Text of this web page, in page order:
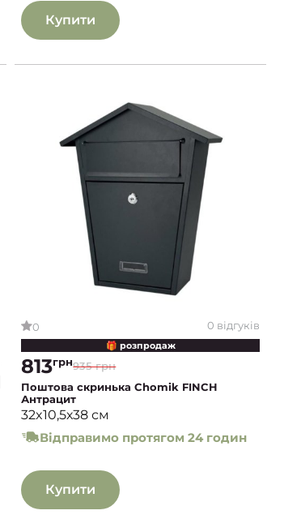
Купити
0 0 відгуків
🎁 розпродаж
935 грн
813грн
Поштова скринька Chomik FINCH
Антрацит
32x10,5х38 см
Відправимо протягом 24 годин
Купити